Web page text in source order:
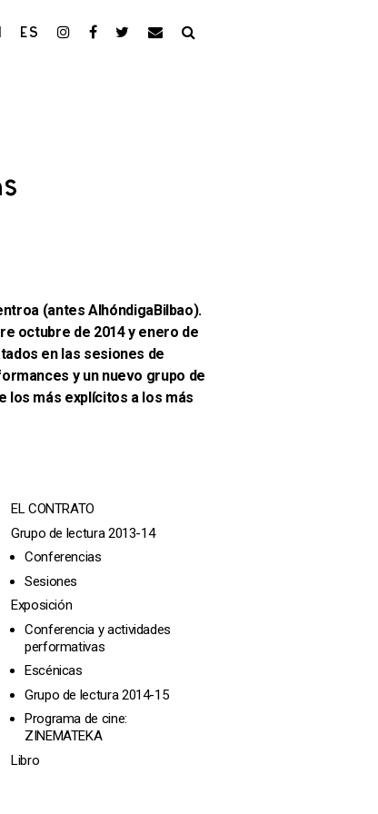
ES
(antes AlhóndigaBilbao).
octubre de 2014 y enero de
en las sesiones de
y un nuevo grupo de
los más explícitos a los más
EL CONTRATO
Grupo de lectura 2013-14
Conferencias
Sesiones
Exposición
Conferencia y actividades
performativas
Escénicas
Grupo de lectura 2014-15
Programa de cine:
ZINEMATEKA
Libro